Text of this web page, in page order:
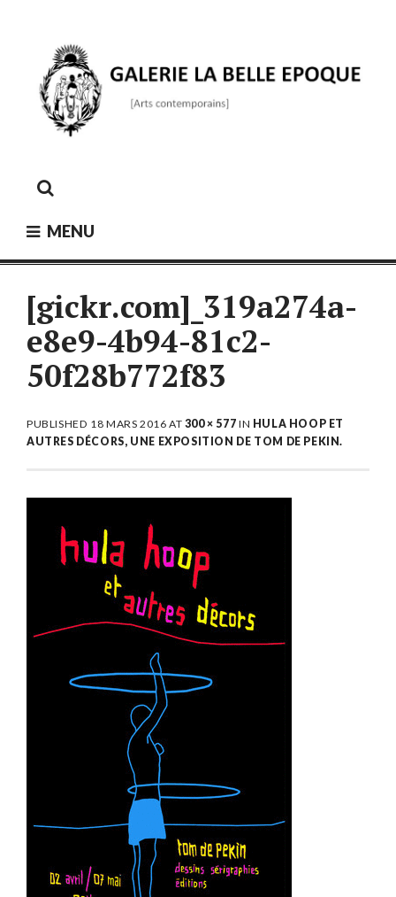
MENU
[gickr.com]_319a274a-
e8e9-4b94-81c2-
50f28b772f83
PUBLISHED 18 MARS 2016 AT 300 × 577 IN HULA HOOP ET
AUTRES DÉCORS, UNE EXPOSITION DE TOM DE PEKIN.